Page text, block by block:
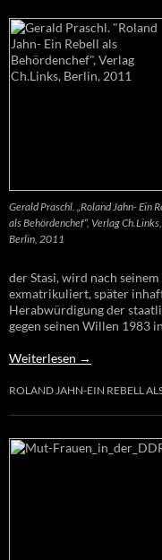
Gerald Praschl. „Roland Jahn- Ein
als Behördenchef“, Verlag Ch.Links,
Berlin, 2011
der Stasi, wird nach
exmatrikuliert, später
Herabwürdigung der
gegen seinen Willen 1983
Weiterlesen →
ROLAND JAHN-EIN REBELL